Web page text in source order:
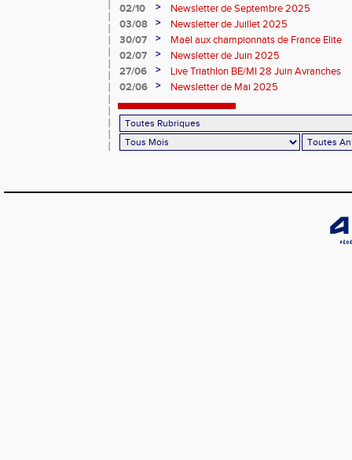
02/10
>
Newsletter de Septembre 2025
03/08
>
Newsletter de Juillet 2025
30/07
>
Maël aux championnats de France Elite
02/07
>
Newsletter de Juin 2025
27/06
>
Live Triathlon BE/MI 28 Juin Avranches
02/06
> Newsletter de Mai 2025